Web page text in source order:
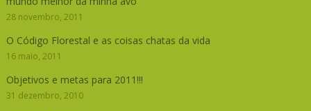
28 novembro, 2011
O Código Florestal e as coisas chatas da vida
16 maio, 2011
Objetivos e metas para 2011!!!
31 dezembro, 2010